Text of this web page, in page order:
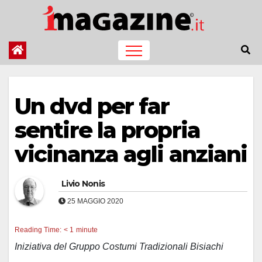
contenuto
Un dvd per far
sentire la propria
vicinanza agli anziani
Livio Nonis
25 MAGGIO 2020
Reading Time: < 1 minute
Iniziativa del Gruppo Costumi Tradizionali Bisiachi